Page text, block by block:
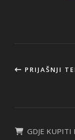
PRIJAŠNJI
GDJE KUPITI